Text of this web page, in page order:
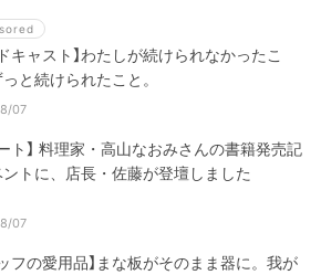
キャスト】わたしが続けられなかったこ
と続けられたこと。
07
ート】 料理家・高山なおみさんの書籍発売記
トに、店長・佐藤が登壇しました
07
ッフの愛用品】まな板がそのまま器に。我が